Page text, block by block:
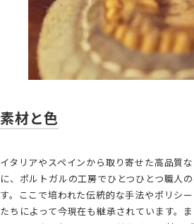
素材と色
イタリアやスペインから取り寄せた高品質
に、ポルトガルの工房でひとつひとつ職人
す。ここで培われた伝統的な手法やポリシ
たちによって今現在も継承されています。